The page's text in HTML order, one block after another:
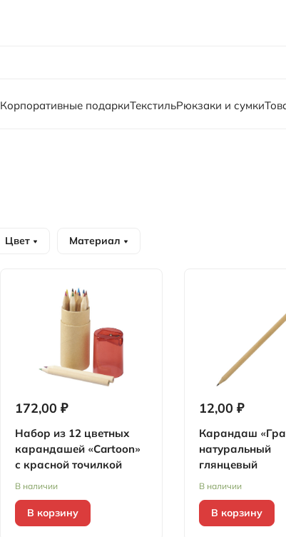
Корпоративные подаркиТекстильРюкзаки и сумки
Цвет Материал
172,00 ₽
Набор из 12 цветных
карандашей «Cartoon»
с красной точилкой
В наличии
В корзину
12,00 ₽
Карандаш
натуральный
глянцевый
В наличии
В корзину